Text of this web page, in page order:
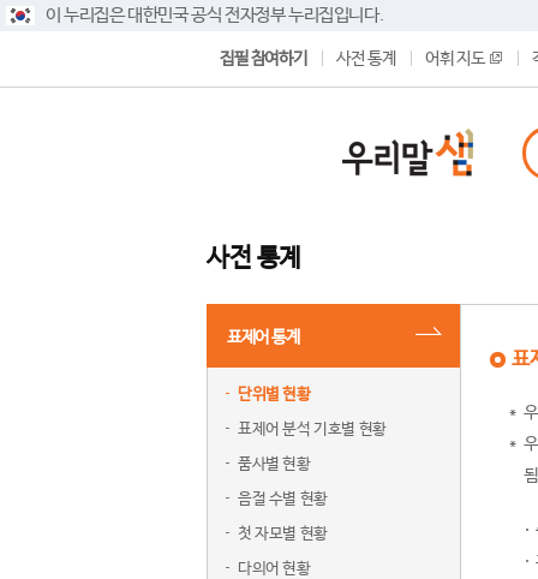
이 누리집은 대한민국 공식 전자정부 누리집입니다.
집필 참여하기 사전 통계 어휘 지도
사전 통계
표제어 통계
단위별 현황
표제어 분석 기호별 현황
품사별 현황
음절 수별 현황
첫 자모별 현황
다의어 현황
표